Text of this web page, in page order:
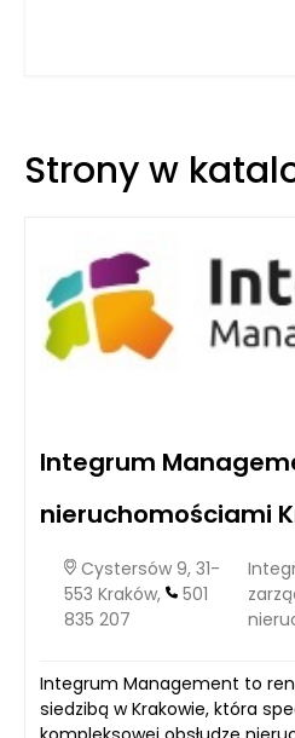
związanych z abonamentem
Strony w
Integrum
nieruchomościami
Cystersów 9, 31-
553 Kraków,
501
835 207
Integrum Management to
siedzibą w Krakowie, która